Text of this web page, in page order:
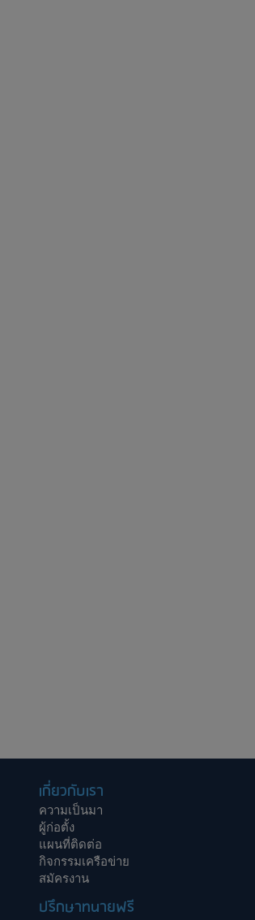
เกี่ยวกับเรา
ความเป็นมา
ผู้ก่อตั้ง
แผนที่ติดต่อ
กิจกรรมเครือข่าย
สมัครงาน
ปรึกษาทนายฟรี